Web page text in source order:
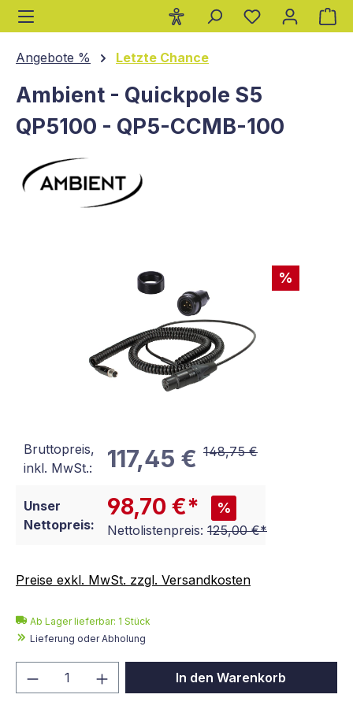
springen
Angebote % Letzte Chance
Ambient - Quickpole S5
QP5100 - QP5-CCMB-100
%
Bruttopreis,
inkl. MwSt.:
117,45 € 148,75 €
Unser
Nettopreis:
98,70 €* %
Nettolistenpreis: 125,00 €*
Preise exkl. MwSt. zzgl. Versandkosten
Ab Lager lieferbar: 1 Stück
Lieferung oder Abholung
Produkt Anzahl: Gib denIn den Warenkorb